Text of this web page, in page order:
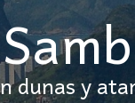
dunas y